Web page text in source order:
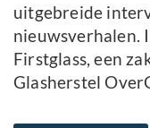
uitgebreide
nieuwsverhalen.
Firstglass, een
Glasherstel